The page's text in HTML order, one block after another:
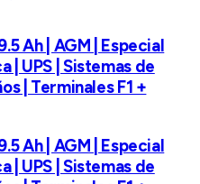
Ah | AGM | Especial
| UPS | Sistemas de
| Terminales F1 +
Ah | AGM | Especial
| UPS | Sistemas de